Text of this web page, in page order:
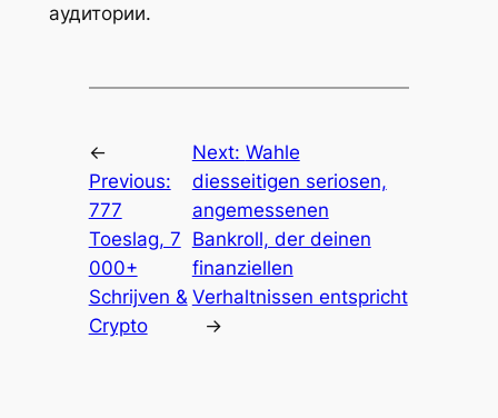
аудитории.
←
Previous:
777
Toeslag, 7
000+
Schrijven &
Crypto
Next: Wahle
diesseitigen seriosen,
angemessenen
Bankroll, der deinen
finanziellen
Verhaltnissen entspricht
→